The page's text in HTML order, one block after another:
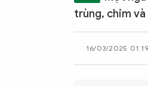
trùng, chim
16/03/2025 01:19